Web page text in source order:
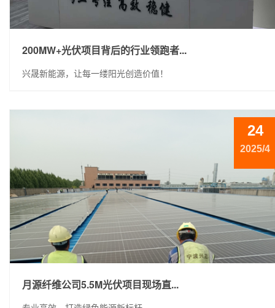
200MW+光伏项目背后的行业领跑者...
兴晟新能源，让每一缕阳光创造价值！
24
2025/4
月源纤维公司5.5M光伏项目现场直...